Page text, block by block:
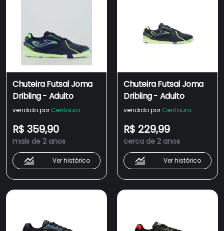
Chuteira Futsal Joma
Dribling - Adulto
vendido por Centauro
R$ 359,90
mais de 2 anos
Ver histórico
Chuteira Futsal Joma
Dribling - Adulto
vendido por Centauro
R$ 229,99
cerca de 2 anos
Ver histórico